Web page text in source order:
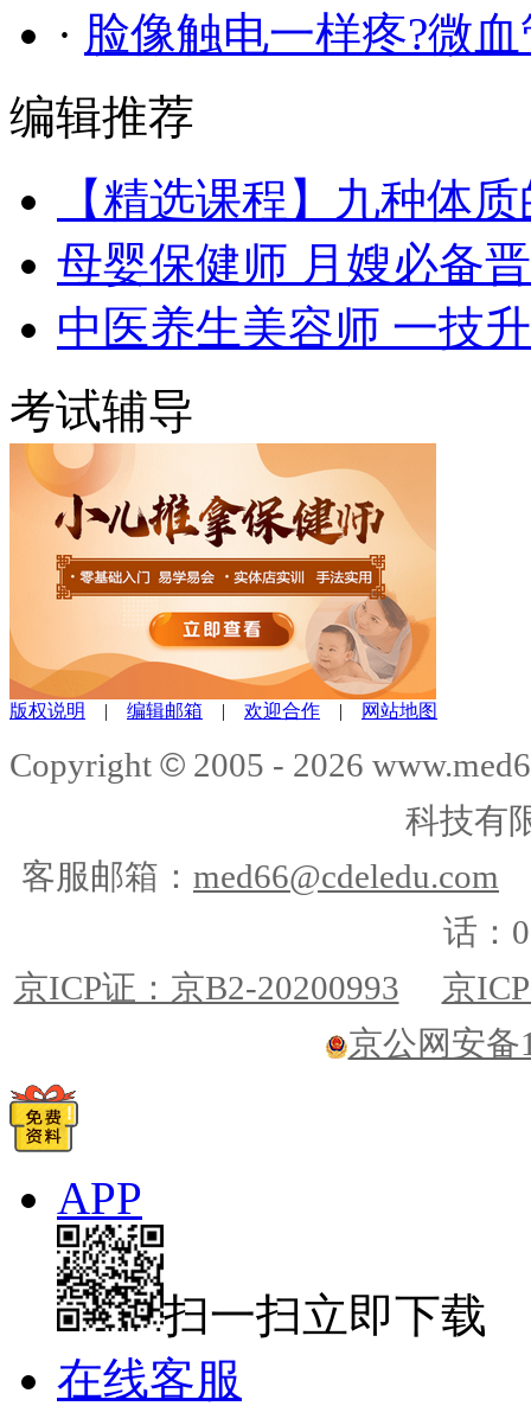
· 脸像触电一样疼?微
编辑推荐
【精选课程】九种体
母婴保健师 月嫂必备
中医养生美容师 一技
考试辅导
版权说明 | 编辑邮箱 | 欢迎合作 | 网站地图
Copyright © 2005 - 2026
科技有
客服邮箱： med66@cdeledu.com
话：
京ICP证：京B2-20200993
京
京公网安备
APP
扫一扫立即下载
在线客服